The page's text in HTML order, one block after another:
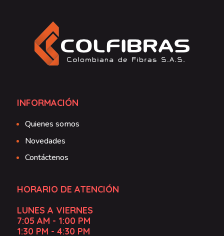
INFORMACIÓN
Contáctenos
HORARIO DE ATENCIÓN
LUNES A VIERNES
7:05 AM - 1:00 PM
1:30 PM - 4:30 PM